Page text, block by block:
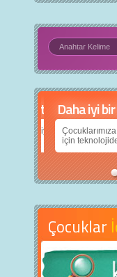
Daha iyi
Çocuklarımıza
için teknolojiden
Çocuklar